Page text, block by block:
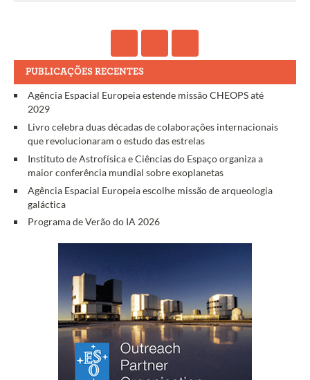
PUBLICAÇÕES RECENTES
Agência Espacial Europeia estende missão CHEOPS até
2029
Livro celebra duas décadas de colaborações internacionais
que revolucionaram o estudo das estrelas
Instituto de Astrofísica e Ciências do Espaço organiza a
maior conferência mundial sobre exoplanetas
Agência Espacial Europeia escolhe missão de arqueologia
galáctica
Programa de Verão do IA 2026